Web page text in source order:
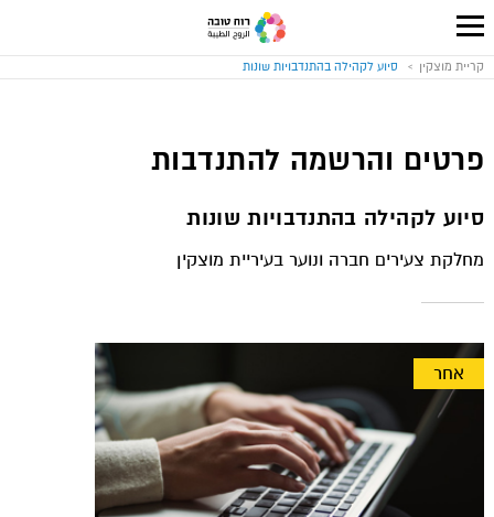
עבור
לעמוד
הבית
קריית מוצקין סיוע לקהילה בהתנדבויות שונות
פרטים והרשמה להתנדבות
סיוע לקהילה בהתנדבויות שונות
מחלקת צעירים חברה ונוער בעיריית מוצקין
אחר